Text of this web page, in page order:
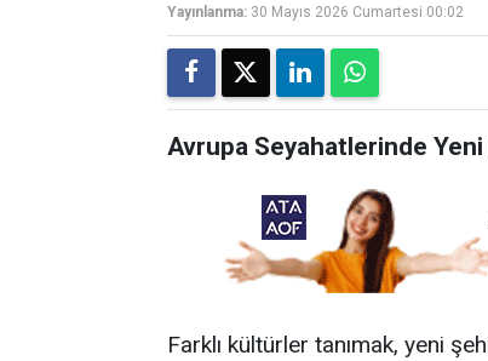
Yayınlanma: 30 Mayıs 2026 Cumartesi 00:02
Avrupa Seyahatlerinde
Farklı kültürler tanımak, yeni